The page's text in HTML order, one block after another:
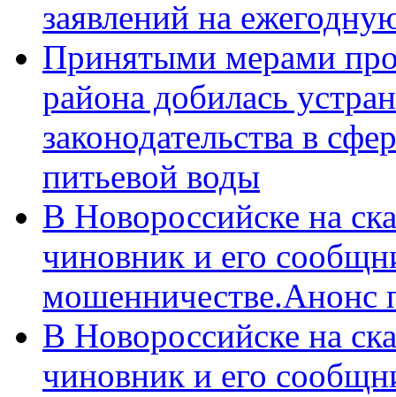
заявлений на
Принятыми мерами
района добилась
законодательства в
питьевой воды
В Новороссийске на
чиновник и его
мошенничестве.Анонс
В Новороссийске на
чиновник и его